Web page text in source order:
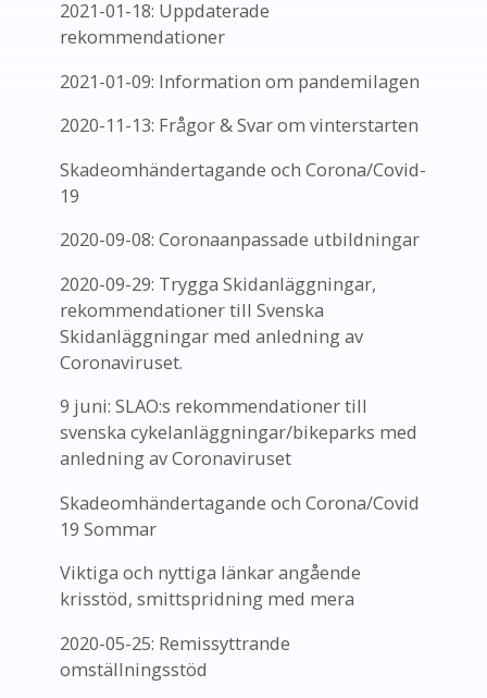
2021-01-18: Uppdaterade
rekommendationer
2021-01-09: Information om pandemilagen
2020-11-13: Frågor & Svar om vinterstarten
Skadeomhändertagande och Corona/Covid-
19
2020-09-08: Coronaanpassade utbildningar
2020-09-29: Trygga Skidanläggningar,
rekommendationer till Svenska
Skidanläggningar med anledning av
Coronaviruset.
9 juni: SLAO:s rekommendationer till
svenska cykelanläggningar/bikeparks med
anledning av Coronaviruset
Skadeomhändertagande och Corona/Covid
19 Sommar
Viktiga och nyttiga länkar angående
krisstöd, smittspridning med mera
2020-05-25: Remissyttrande
omställningsstöd